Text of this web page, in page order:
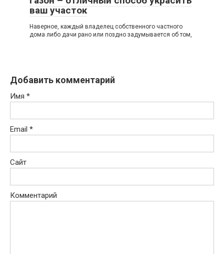
ваш участок
Наверное, каждый владелец собственного частного
дома либо дачи рано или поздно задумывается об том,
Добавить комментарий
Имя *
Email *
Сайт
Комментарий